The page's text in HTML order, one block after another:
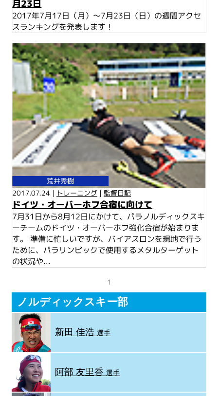
月23日
2017年7月17日（月）～7月23日（日）の週間アクセ
スランキングを発表します！
荒井秀樹
2017.07.24 | トレーニング | 監督日記
ドイツ・オーバーホフ合宿に向けて
7月31日から8月12日にかけて、パラノルディックスキ
ーチームのドイツ・オーバーホフ強化合宿が始まりま
す。 準備に忙しいですが、バイアスロンを現地で行う
ために、パラリンピックで使用するメタルターゲット
の状況や...
1
ノルディックスキー部
新田 佳浩選手
阿部 友里香選手